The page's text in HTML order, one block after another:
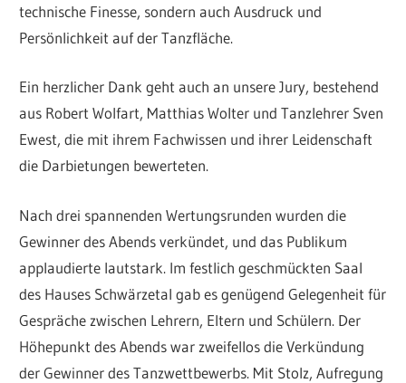
technische Finesse, sondern auch Ausdruck und
Persönlichkeit auf der Tanzfläche.
Ein herzlicher Dank geht auch an unsere Jury, bestehend
aus Robert Wolfart, Matthias Wolter und Tanzlehrer Sven
Ewest, die mit ihrem Fachwissen und ihrer Leidenschaft
die Darbietungen bewerteten.
Nach drei spannenden Wertungsrunden wurden die
Gewinner des Abends verkündet, und das Publikum
applaudierte lautstark. Im festlich geschmückten Saal
des Hauses Schwärzetal gab es genügend Gelegenheit für
Gespräche zwischen Lehrern, Eltern und Schülern. Der
Höhepunkt des Abends war zweifellos die Verkündung
der Gewinner des Tanzwettbewerbs. Mit Stolz, Aufregung